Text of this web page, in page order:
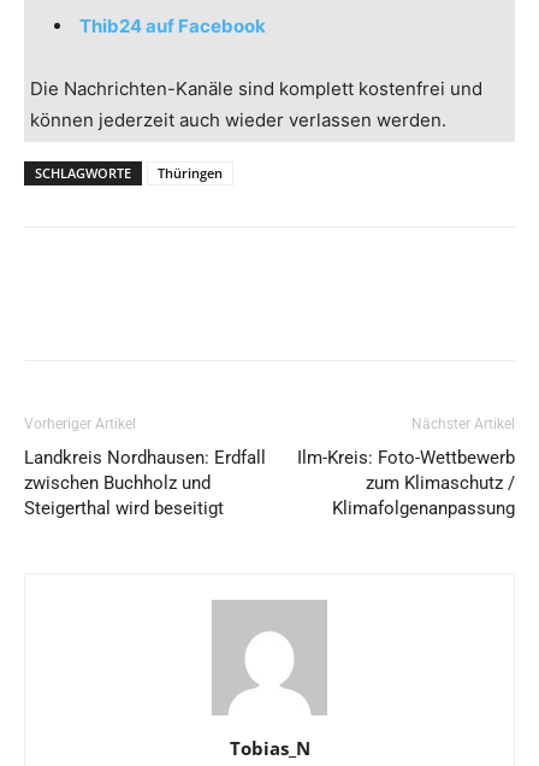
Thib24 auf Facebook
Die Nachrichten-Kanäle sind komplett kostenfrei und
können jederzeit auch wieder verlassen werden.
SCHLAGWORTE Thüringen
Vorheriger Artikel
Landkreis Nordhausen: Erdfall
zwischen Buchholz und
Steigerthal wird beseitigt
Nächster Artikel
Ilm-Kreis: Foto-Wettbewerb
zum Klimaschutz /
Klimafolgenanpassung
Tobias_N